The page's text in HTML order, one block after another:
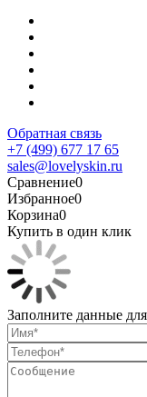
Обратная связь
+7 (499) 677 17 65
sales@lovelyskin.ru
Сравнение0
Избранное0
Корзина0
Купить в один клик
Заполните данные для